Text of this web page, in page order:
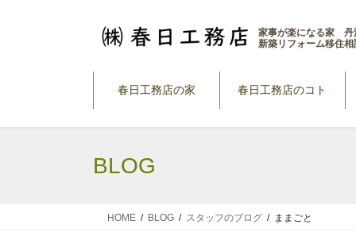
家事が楽になる家 丹
新築リフォーム移住相
春日工務店の家 春日工務店のコト
BLOG
HOME BLOG スタッフのブログ ままごと